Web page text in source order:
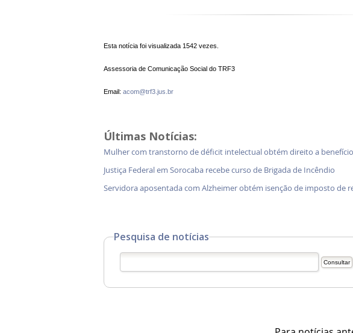
Esta notícia foi visualizada 1542 vezes.
Assessoria de Comunicação Social do TRF3
Email: acom@trf3.jus.br
Últimas Notícias:
Mulher com transtorno de déficit intelectual obtém direito a
Justiça Federal em Sorocaba recebe curso de Brigada de Incêndio
Servidora aposentada com Alzheimer obtém isenção de imposto de
Pesquisa de notícias